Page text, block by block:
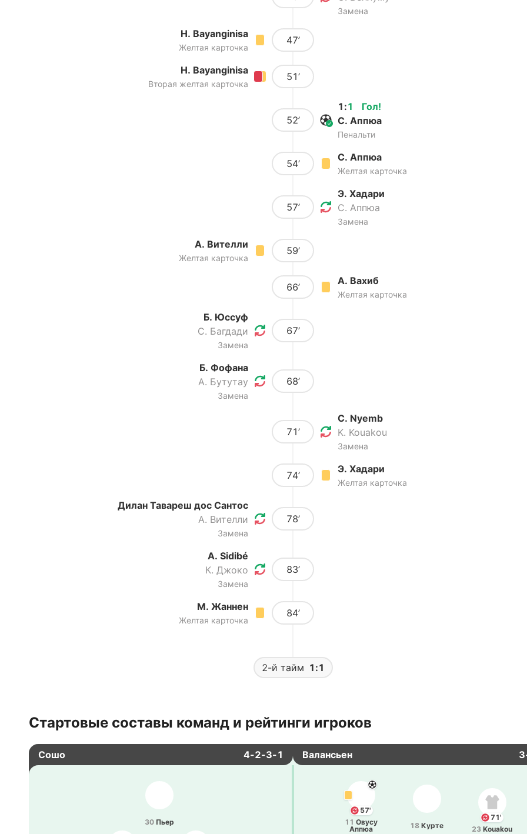
Замена
H. Bayanginisa
Желтая карточка
47’
H. Bayanginisa
Вторая желтая карточка
51’
52’
Гол!
1 :1
С. Аппюа
Пенальти
54’
С. Аппюа
Желтая карточка
57’
Э. Хадари
С. Аппюа
Замена
А. Вителли
Желтая карточка
59’
66’
А. Вахиб
Желтая карточка
Б. Юссуф
С. Багдади
Замена
67’
Б. Фофана
А. Бутутау
Замена
68’
71’
C. Nyemb
K. Kouakou
Замена
74’
Э. Хадари
Желтая карточка
Дилан Тавареш дос Сантос
А. Вителли
Замена
78’
A. Sidibé
К. Джоко
Замена
83’
М. Жаннен
Желтая карточка
84’
2-й тайм 1:1
Стартовые составы команд и рейтинги игроков
Сошо 4-2-3-1 Валансьен
30 Пьер 18 Курте
57'
11 Овусу
Аппюа
71'
23 Kouakou